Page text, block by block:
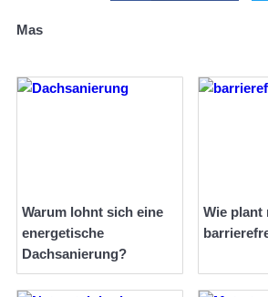
Mas
Warum lohnt sich eine
energetische
Dachsanierung?
Wie plant